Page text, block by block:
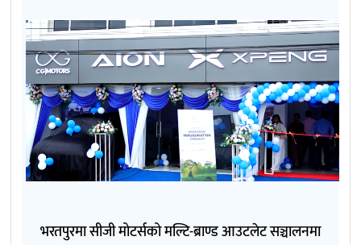
भरतपुरमा सीजी मोटर्सको मल्टि-ब्राण्ड आउटलेट सञ्चालनमा